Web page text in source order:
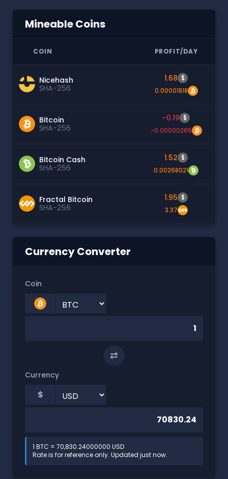
Mineable Coins
COIN PROFIT/DAY
Nicehash
SHA-256
1.68 $
0.00001818
Bitcoin
SHA-256
-0.19 $
-0.00000265
Bitcoin Cash
SHA-256
1.52 $
0.00268021
Fractal Bitcoin
SHA-256
1.95 $
3.37
Currency Converter
Coin
⇄
Currency
$
1 BTC = 70,830.24000000 USD
Rate is for reference only. Updated just now.